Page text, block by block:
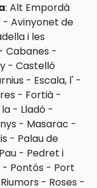
: Alt Empordà
- Avinyonet de
i les
Cabanes -
- Castelló
- Escala, l' -
- Fortià -
- Lladó -
- Masarac -
- Palau de
Pau - Pedret i
- Pontós - Port
Riumors - Roses -